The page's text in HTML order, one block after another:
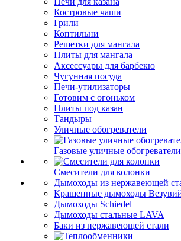
Костровые чаши
Грили
Коптильни
Решетки для мангала
Плиты для мангала
Аксессуары для барбекю
Чугунная посуда
Печи-утилизаторы
Готовим с огоньком
Плиты под казан
Тандыры
Уличные обогреватели
Газовые уличные обогреватели
Смесители для колонки
Дымоходы из нержавеющей
Крашенные дымоходы
Дымоходы Schiedel
Дымоходы стальные LAVA
Баки из нержавеющей стали